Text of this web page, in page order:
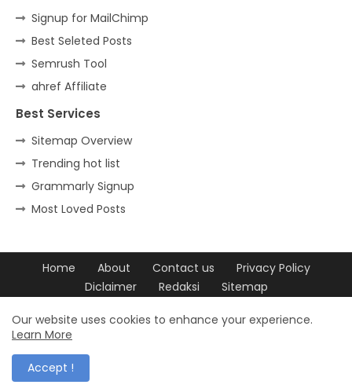
Signup for MailChimp
Best Seleted Posts
Semrush Tool
ahref Affiliate
Best Services
Sitemap Overview
Trending hot list
Grammarly Signup
Most Loved Posts
Home About Contact us
Privacy Policy
Diclaimer
Redaksi
Sitemap
Our website uses cookies to enhance your experience.
Learn More
Accept !